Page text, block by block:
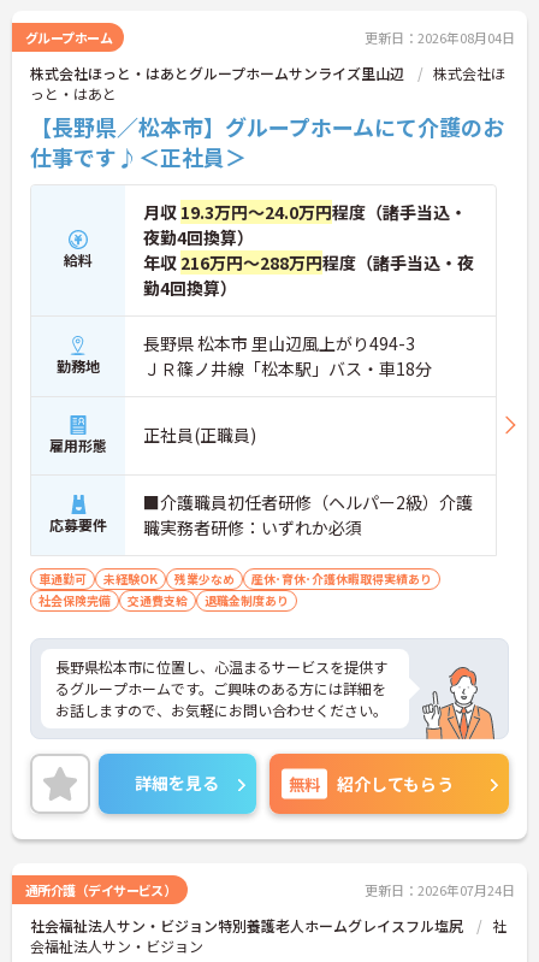
たしますのでお気軽にご相談ください。
グループホーム 更新日：2026年08月04日
株式会社ほっと・はあとグループホームサンライズ里山辺
株式会社ほ
っと・はあと
【長野県／松本市】グループホームにて介護のお
仕事です♪＜正社員＞
給料
月収 19.3万円～24.0万円程度（諸手当込・
夜勤4回換算）
年収 216万円～288万円程度（諸手当込・夜
勤4回換算）
勤務地
長野県 松本市 里山辺風上がり494-3
ＪＲ篠ノ井線「松本駅」バス・車18分
雇用形態 正社員(正職員)
応募要件
■介護職員初任者研修（ヘルパー2級）介護
職実務者研修：いずれか必須
車通勤可 未経験OK 残業少なめ
産休･育休･介護休暇取得実績あり
社会保険完備
交通費支給 退職金制度あり
長野県松本市に位置し、心温まるサービスを提供す
るグループホームです。ご興味のある方には詳細を
お話しますので、お気軽にお問い合わせください。
詳細を見る 無料 紹介してもらう
通所介護（デイサービス） 更新日：2026年07月24日
社会福祉法人サン・ビジョン特別養護老人ホームグレイスフル塩尻
社
会福祉法人サン・ビジョン